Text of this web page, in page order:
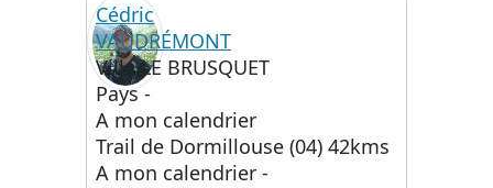
Cédric
VAUDRÉMONT
Ville LE BRUSQUET
Pays -
A mon calendrier
Trail de Dormillouse (04) 42kms
A mon calendrier -